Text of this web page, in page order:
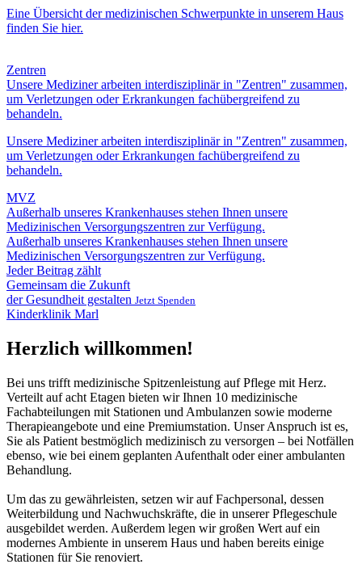
Eine Übersicht der medizinischen Schwerpunkte in unserem Haus
finden Sie hier.
Zentren
Unsere Mediziner arbeiten interdisziplinär in "Zentren" zusammen,
um Verletzungen oder Erkrankungen fachübergreifend zu
behandeln.
Unsere Mediziner arbeiten interdisziplinär in "Zentren" zusammen,
um Verletzungen oder Erkrankungen fachübergreifend zu
behandeln.
MVZ
Außerhalb unseres Krankenhauses stehen Ihnen unsere
Medizinischen Versorgungszentren zur Verfügung.
Außerhalb unseres Krankenhauses stehen Ihnen unsere
Medizinischen Versorgungszentren zur Verfügung.
Jeder Beitrag zählt
Gemeinsam die Zukunft
der Gesundheit gestalten Jetzt Spenden
Kinderklinik Marl
Herzlich willkommen!
Bei uns trifft medizinische Spitzenleistung auf Pflege mit Herz.
Verteilt auf acht Etagen bieten wir Ihnen 10 medizinische
Fachabteilungen mit Stationen und Ambulanzen sowie moderne
Therapieangebote und eine Premiumstation. Unser Anspruch ist es,
Sie als Patient bestmöglich medizinisch zu versorgen – bei Notfällen
ebenso, wie bei einem geplanten Aufenthalt oder einer ambulanten
Behandlung.
Um das zu gewährleisten, setzen wir auf Fachpersonal, dessen
Weiterbildung und Nachwuchskräfte, die in unserer Pflegeschule
ausgebildet werden. Außerdem legen wir großen Wert auf ein
modernes Ambiente in unserem Haus und haben bereits einige
Stationen für Sie renoviert.